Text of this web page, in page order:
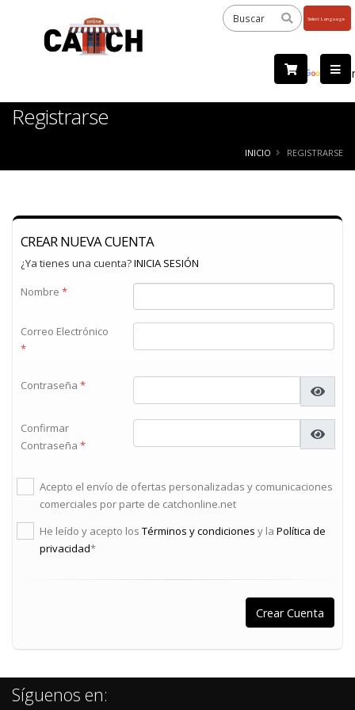
by
Registrarse
INICIO REGISTRARSE
CREAR NUEVA CUENTA
¿Ya tienes una cuenta?INICIA SESIÓN
Nombre *
Correo Electrónico
*
Contraseña *
Confirmar
Contraseña *
Acepto el envío de ofertas personalizadas y comunicaciones
comerciales por parte de catchonline.net
He leído y acepto los Términos y condiciones y la Política de
privacidad*
Síguenos en: